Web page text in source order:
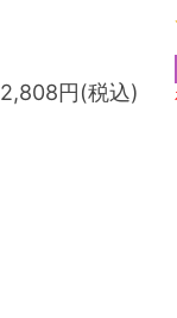
2,808円(税込)